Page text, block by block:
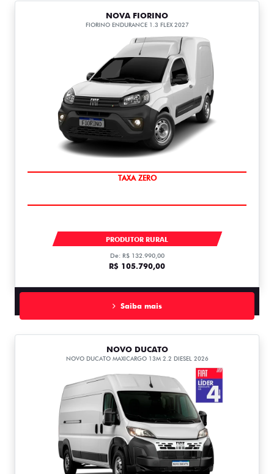
NOVA FIORINO
FIORINO ENDURANCE 1.3 FLEX 2027
TAXA ZERO
PRODUTOR RURAL
De: R$ 132.990,00
R$ 105.790,00
Saiba mais
NOVO DUCATO
NOVO DUCATO MAXICARGO 13M 2.2 DIESEL 2026